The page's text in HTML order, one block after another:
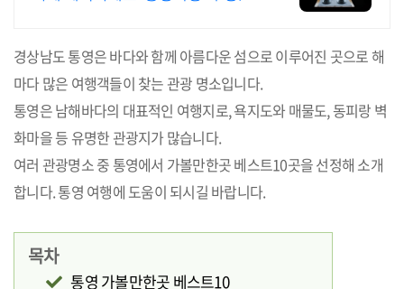
경상남도 통영은 바다와 함께 아름다운 섬으로 이루어진 곳으로 해
마다 많은 여행객들이 찾는 관광 명소입니다.
통영은 남해바다의 대표적인 여행지로, 욕지도와 매물도, 동피랑 벽
화마을 등 유명한 관광지가 많습니다.
여러 관광명소 중 통영에서 가볼만한곳 베스트10곳을 선정해 소개
합니다. 통영 여행에 도움이 되시길 바랍니다.
목차
통영 가볼만한곳 베스트10